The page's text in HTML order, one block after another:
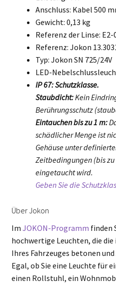
Anschluss: Kabel 500
Gewicht: 0,13 kg
Referenz der Linse: E2-
Referenz: Jokon
Typ: Jokon SN 725/24V
LED-
IP 67: Schutzklasse.
Staubdicht:Kein
Berührungsschutz
Eintauchen bis zu 1 m:
schädlicher Menge ist
Gehäuse unter
Zeitbedingungen (bis zu
eingetaucht wird.
Geben Sie die
Über Jokon
Im JOKON-Programm finden
hochwertige Leuchten, die
Ihres Fahrzeuges betonen
Egal, ob Sie eine Leuchte für
einen Rollstuhl, ein